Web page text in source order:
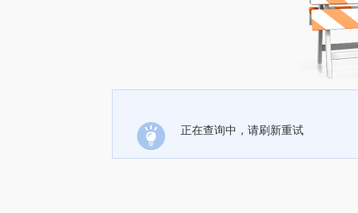
正在查询中，请刷新重试